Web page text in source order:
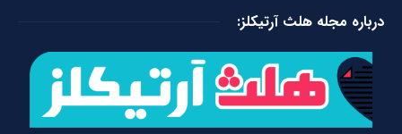
درباره مجله هلث آرتیکلز: